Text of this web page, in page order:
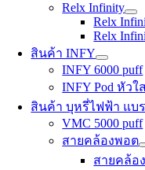
Relx Infinity
Relx
Relx
สินค้า INFY
INFY 6000 puff
INFY Pod หัวใ
สินค้า บุหรี่ไฟฟ้า แ
VMC 5000 puff
สายคล้องพอต
สายคล้อ